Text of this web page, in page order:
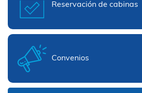
Reservación de cabinas
Convenios